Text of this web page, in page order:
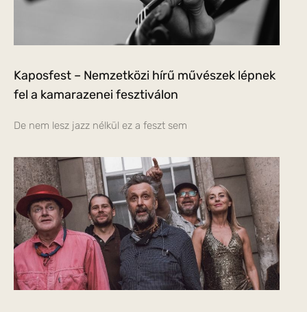
Kaposfest – Nemzetközi hírű művészek lépnek
fel a kamarazenei fesztiválon
De nem lesz jazz nélkül ez a feszt sem